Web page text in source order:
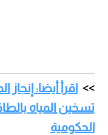
اقرأ أيضا:
تسخين المياه
الحكومية